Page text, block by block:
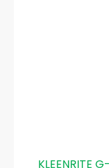
KLEENRITE